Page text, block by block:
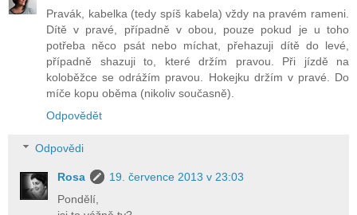
Pravák, kabelka (tedy spíš kabela) vždy na pravém rameni.
Dítě v pravé, případně v obou, pouze pokud je u toho
potřeba něco psát nebo míchat, přehazuji dítě do levé,
případně shazuji to, které držím pravou. Při jízdě na
koloběžce se odrážím pravou. Hokejku držím v pravé. Do
míče kopu oběma (nikoliv současně).
Odpovědět
Odpovědi
Rosa
19. července 2013 v 23:03
Pondělí,